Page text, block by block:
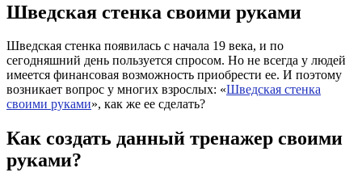
Шведская стенка своими руками
Шведская стенка появилась с начала 19 века, и по
сегодняшний день пользуется спросом. Но не всегда у людей
имеется финансовая возможность приобрести ее. И поэтому
возникает вопрос у многих взрослых: «Шведская стенка
своими руками», как же ее сделать?
Как создать данный тренажер своими
руками?